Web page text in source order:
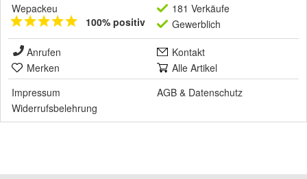
Wepackeu
100% positiv
181 Verkäufe
Gewerblich
Anrufen
Kontakt
Merken
Alle Artikel
Impressum
AGB & Datenschutz
Widerrufsbelehrung